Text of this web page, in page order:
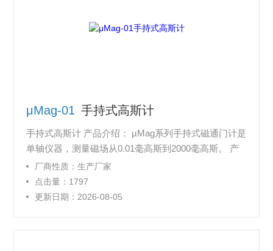
μMag-01 手持式高斯计
手持式高斯计 产品介绍： µMag系列手持式磁通门计是
单轴仪器，测量磁场从0.01毫高斯到2000毫高斯。 产
品类型： µMag-01带纵向磁通门探头，测量磁场分量
是沿长度方向的 µMag-02带横向磁通门探头，测量磁
场分量是穿过宽度方向的 μMag-01N/02N，抵消环境磁
厂商性质：生产厂家
点击量：1797
更新日期：2026-08-05